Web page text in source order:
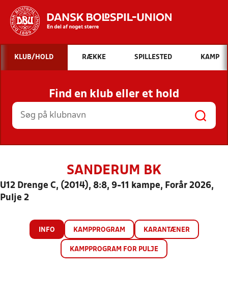
Hvad vil du søge efter?
INDHOLD OG NYHEDER
STILLINGER, RESULTATER, KLUBBER OG
HOLD
KLUB/HOLD RÆKKE SPILLESTED KAMP
Find en klub eller et hold
SANDERUM BK
U12 Drenge C, (2014), 8:8, 9-11 kampe, Forår 2026,
Pulje 2
INFO KAMPPROGRAM KARANTÆNER
KAMPPROGRAM FOR PULJE